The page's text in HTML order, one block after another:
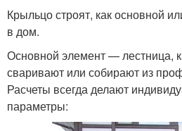
Крыльцо строят, как основной
в дом.
Основной элемент — лестница,
сваривают или собирают из
Расчеты всегда делают
параметры: